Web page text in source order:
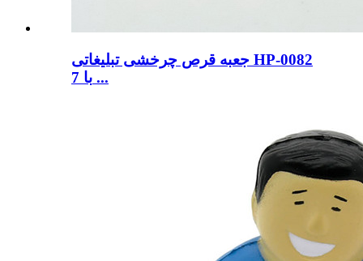
جعبه قرص چرخشی تبلیغاتی HP-0082
با 7 ...